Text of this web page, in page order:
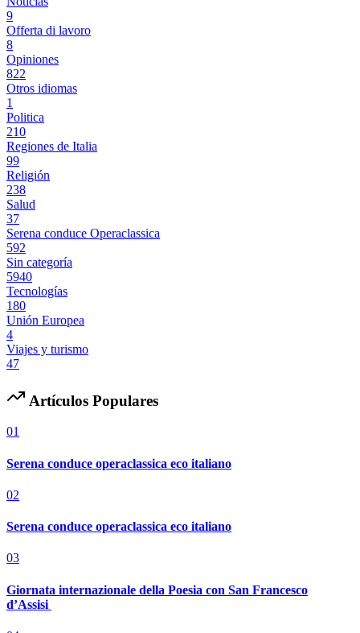
9
Offerta di lavoro
8
Opiniones
822
Otros idiomas
1
Politica
210
Regiones de Italia
99
Religión
238
Salud
37
Serena conduce Operaclassica
592
Sin categoría
5940
Tecnologías
180
Unión Europea
4
Viajes y turismo
47
Artículos Populares
01
Serena conduce operaclassica eco italiano
02
Serena conduce operaclassica eco italiano
03
Giornata internazionale della Poesia con San Francesco
d’Assisi